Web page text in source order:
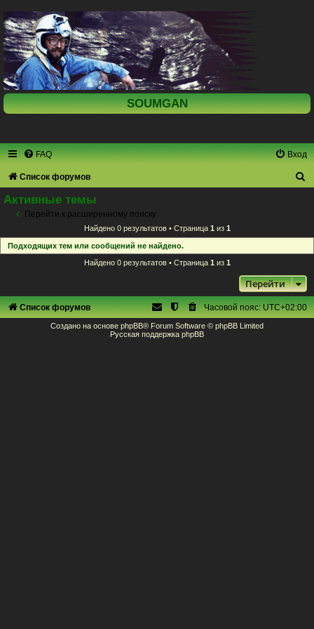
SOUMGAN
FAQ Вход
Список форумов
Активные темы
Перейти к расширенному поиску
Найдено 0 результатов • Страница 1 из 1
Подходящих тем или сообщений не найдено.
Найдено 0 результатов • Страница 1 из 1
Перейти
Список форумов Часовой пояс:UTC+02:00
Создано на основе phpBB® Forum Software © phpBB Limited
Русская поддержка phpBB